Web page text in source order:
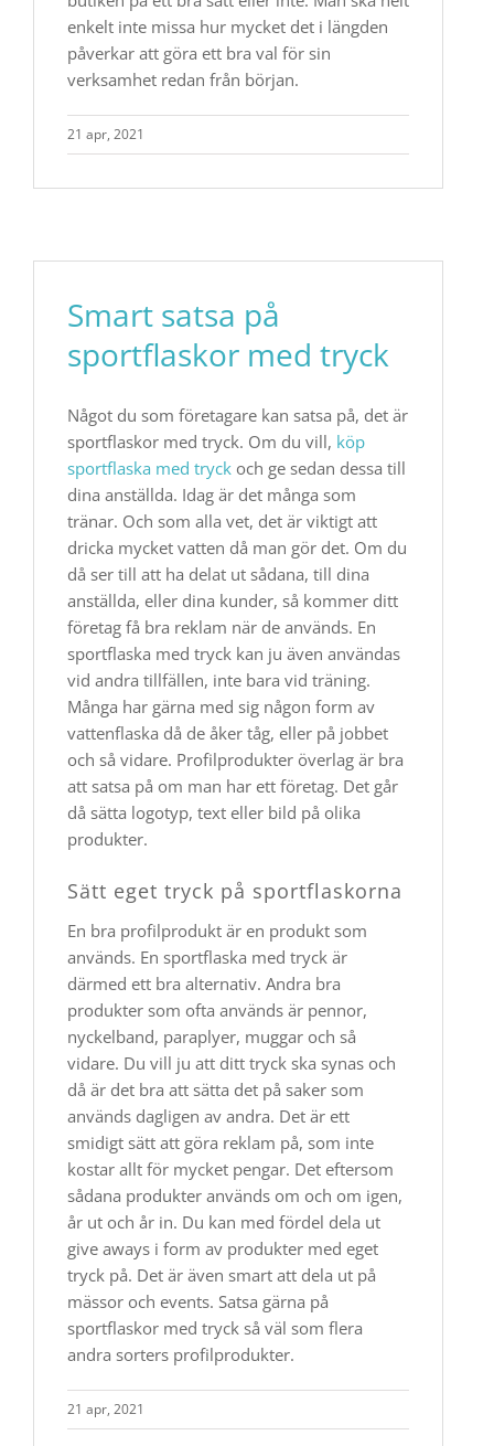
enkelt inte missa hur mycket det i längden
påverkar att göra ett bra val för sin
verksamhet redan från början.
21 apr, 2021
Smart satsa på
sportflaskor med tryck
Något du som företagare kan satsa på, det är
sportflaskor med tryck. Om du vill, köp
sportflaska med tryck och ge sedan dessa till
dina anställda. Idag är det många som
tränar. Och som alla vet, det är viktigt att
dricka mycket vatten då man gör det. Om du
då ser till att ha delat ut sådana, till dina
anställda, eller dina kunder, så kommer ditt
företag få bra reklam när de används. En
sportflaska med tryck kan ju även användas
vid andra tillfällen, inte bara vid träning.
Många har gärna med sig någon form av
vattenflaska då de åker tåg, eller på jobbet
och så vidare. Profilprodukter överlag är bra
att satsa på om man har ett företag. Det går
då sätta logotyp, text eller bild på olika
produkter.
Sätt eget tryck på sportflaskorna
En bra profilprodukt är en produkt som
används. En sportflaska med tryck är
därmed ett bra alternativ. Andra bra
produkter som ofta används är pennor,
nyckelband, paraplyer, muggar och så
vidare. Du vill ju att ditt tryck ska synas och
då är det bra att sätta det på saker som
används dagligen av andra. Det är ett
smidigt sätt att göra reklam på, som inte
kostar allt för mycket pengar. Det eftersom
sådana produkter används om och om igen,
år ut och år in. Du kan med fördel dela ut
give aways i form av produkter med eget
tryck på. Det är även smart att dela ut på
mässor och events. Satsa gärna på
sportflaskor med tryck så väl som flera
andra sorters profilprodukter.
21 apr, 2021